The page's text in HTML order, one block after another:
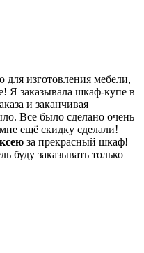
изготовления мебели,
Я заказывала шкаф-купе в
и заканчивая
Все было сделано очень
ещё скидку сделали!
за прекрасный шкаф!
буду заказывать только